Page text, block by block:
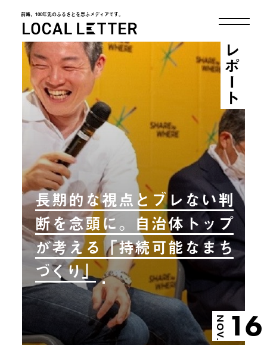
前略、100年先のふるさとを思ふメディアです。
LOCAL LETTER
長期的な視点とブレない判
断を念頭に。自治体トップ
が考える「持続可能なまち
づくり」
NOV. 16
レポート